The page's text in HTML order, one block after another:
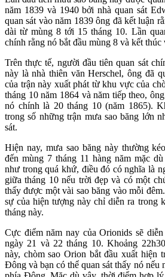
năm 1839 và 1940 bởi nhà quan sát
quan sát vào năm 1839 ông đã kết luận
dài từ mùng 8 tới 15 tháng 10. Lần
chính rằng nó bắt đầu mùng 8 và kết thúc
Trên thực tế, người đầu tiên quan sát
này là nhà thiên văn Herschel, ông đã
của trận này xuất phát từ khu vực của
tháng 10 năm 1864 và năm tiếp theo,
nó chính là 20 tháng 10 (năm 1865).
trong số những trận mưa sao băng lớn
sát.
Hiện nay, mưa sao băng này thường
đến mùng 7 tháng 11 hàng năm mặc
như trong quá khứ, điều đó có nghĩa là
giữa tháng 10 nếu trời đẹp và có một
thấy được một vài sao băng vào mỗi
sự của hiện tượng này chỉ diễn ra trong
tháng này.
Cực điểm năm nay của Orionids sẽ
ngày 21 và 22 tháng 10. Khoảng
này, chòm sao Orion bắt đầu xuất hiện
Đông và bạn có thể quan sát thấy nó nếu